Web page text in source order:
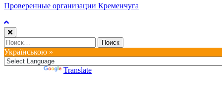
Проверенные организации Кременчуга
Найти:
Українською »
Translate